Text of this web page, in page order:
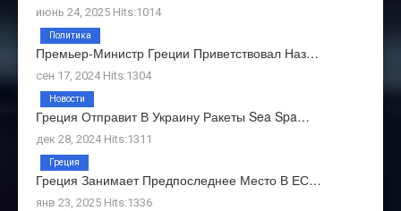
июнь 24, 2025 Hits:1014
Премьер-Министр Греции Приветствовал Наз…
сен 17, 2024 Hits:1304
Политика
Греция Отправит В Украину Ракеты Sea Spa…
дек 28, 2024 Hits:1311
Новости
Греция Занимает Предпоследнее Место В ЕС…
янв 23, 2025 Hits:1336
Греция